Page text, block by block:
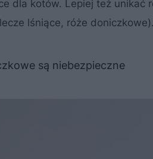
dla kotów. Lepiej też unikać
lśniące, róże doniczkowe).
są niebezpieczne